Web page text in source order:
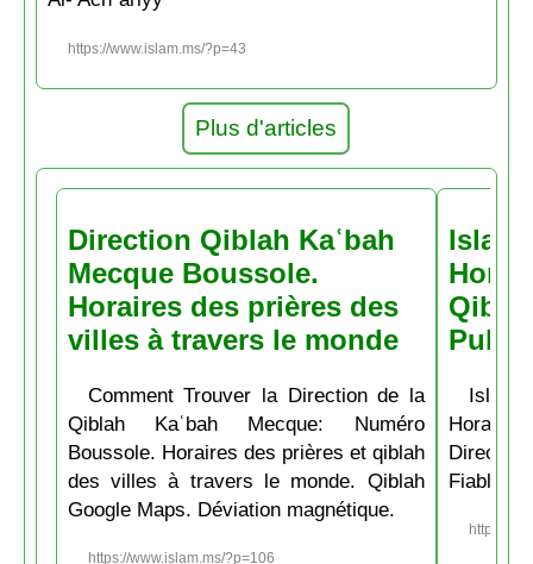
https://www.islam.ms/?p=43
Plus d'articles
Direction Qiblah Kaʿbah
Mecque Boussole.
Horaires des prières des
villes à travers le monde
Comment Trouver la Direction de la
Qiblah Kaʿbah Mecque: Numéro
Boussole. Horaires des prières et qiblah
des villes à travers le monde. Qiblah
Google Maps. Déviation magnétique.
https://www.islam.ms/?p=106
Pubs
Fiable et
https://